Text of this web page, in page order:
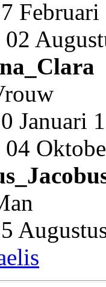
Januari
04